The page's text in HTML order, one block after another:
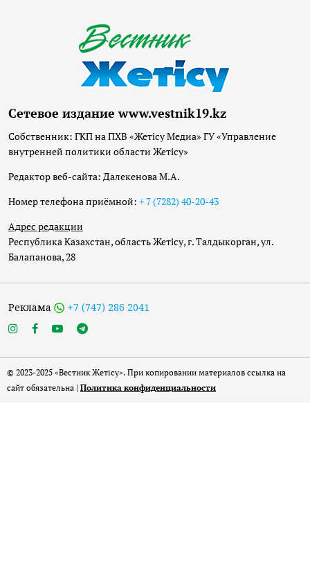
Сетевое издание www.vestnik19.kz
Собственник: ГКП на ПХВ «Жетісу Медиа» ГУ «Управление
внутренней политики области Жетісу»
Редактор веб-сайта: Далекенова М.А.
Номер телефона приёмной: + 7 (7282) 40-20-43
Адрес редакции
Республика Казахстан, область Жетісу, г. Талдыкорган, ул.
Балапанова, 28
Реклама +7 (747) 286 2041
© 2023-2025 «Вестник Жетісу». При копировании материалов ссылка на
сайт обязательна | Политика конфиденциальности